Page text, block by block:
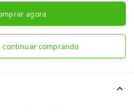
agora
continuar comprando